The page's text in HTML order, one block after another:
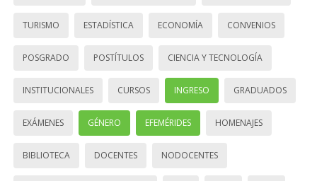
TURISMO ESTADÍSTICA ECONOMÍA CONVENIOS
POSGRADO POSTÍTULOS CIENCIA Y TECNOLOGÍA
INSTITUCIONALES CURSOS INGRESO GRADUADOS
EXÁMENES GÉNERO EFEMÉRIDES HOMENAJES
BIBLIOTECA DOCENTES NODOCENTES